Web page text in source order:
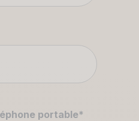
portable*